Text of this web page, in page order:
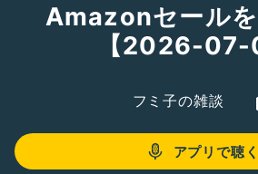
Amazonセール
【2026-07-
フミ子の雑談
アプリで聴く